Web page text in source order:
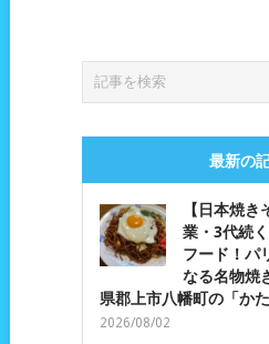
最新の
【日本焼き
業・3代続
フード！パ
なる名物焼
県郡上市八幡町の「かた
2026/08/02